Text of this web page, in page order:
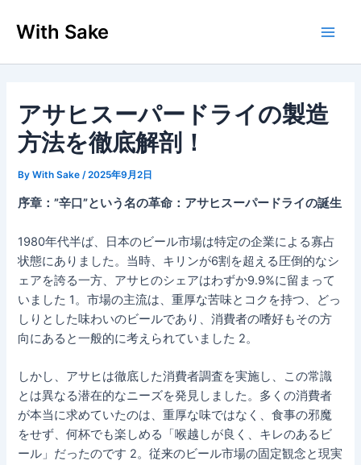
ス
With Sake
アサヒスーパードライの製造
方法を徹底解剖！
ByWith Sake /2025年9月2日
序章：”辛口”という名の革命：アサヒスーパードライの誕生
1980年代半ば、日本のビール市場は特定の企業による寡占
状態にありました。当時、キリンが6割を超える圧倒的なシ
ェアを誇る一方、アサヒのシェアはわずか9.9%に留まって
いました 1。市場の主流は、重厚な苦味とコクを持つ、どっ
しりとした味わいのビールであり、消費者の嗜好もその方
向にあると一般的に考えられていました 2。
しかし、アサヒは徹底した消費者調査を実施し、この常識
とは異なる潜在的なニーズを発見しました。多くの消費者
が本当に求めていたのは、重厚な味ではなく、食事の邪魔
をせず、何杯でも楽しめる「喉越しが良く、キレのあるビ
ール」だったのです 2。従来のビール市場の固定観念と現実